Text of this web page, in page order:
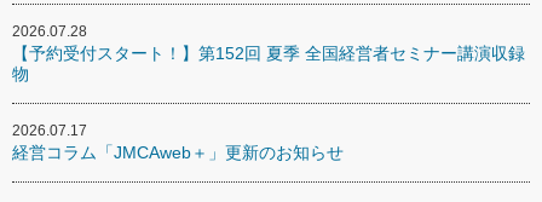
2026.07.28
【予約受付スタート！】第152回 夏季 全国経営者セミナー講演収録
物
2026.07.17
経営コラム「JMCAweb＋」更新のお知らせ